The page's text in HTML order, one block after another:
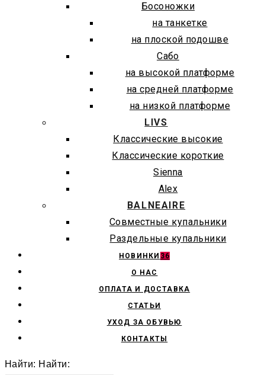
Босоножки
на танкетке
на плоской подошве
Сабо
на высокой платформе
на средней платформе
на низкой платформе
LIVS
Классические высокие
Классические короткие
Sienna
Alex
BALNEAIRE
Совместные купальники
Раздельные купальники
НОВИНКИ 36
О НАС
ОПЛАТА И ДОСТАВКА
СТАТЬИ
УХОД ЗА ОБУВЬЮ
КОНТАКТЫ
Найти: Найти: